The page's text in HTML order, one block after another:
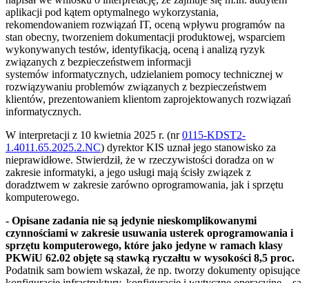
aplikacji pod kątem optymalnego wykorzystania,
rekomendowaniem rozwiązań IT, oceną wpływu programów na
stan obecny, tworzeniem dokumentacji produktowej, wsparciem
wykonywanych testów, identyfikacją, oceną i analizą ryzyk
związanych z bezpieczeństwem informacji
systemów informatycznych, udzielaniem pomocy technicznej w
rozwiązywaniu problemów związanych z bezpieczeństwem
klientów, prezentowaniem klientom zaprojektowanych rozwiązań
informatycznych.
W interpretacji z 10 kwietnia 2025 r. (nr0115-KDST2-
1.4011.65.2025.2.NC) dyrektor KIS uznał jego stanowisko za
nieprawidłowe. Stwierdził, że w rzeczywistości doradza on w
zakresie informatyki, a jego usługi mają ścisły związek z
doradztwem w zakresie zarówno oprogramowania, jak i sprzętu
komputerowego.
- Opisane zadania nie są jedynie nieskomplikowanymi
czynnościami w zakresie usuwania usterek oprogramowania i
sprzętu komputerowego, które jako jedyne w ramach klasy
PKWiU 62.02 objęte są stawką ryczałtu w wysokości 8,5 proc.
Podatnik sam bowiem wskazał, że np. tworzy dokumenty opisujące